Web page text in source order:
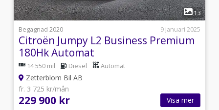
1
13
Begagnad 2020
9 januari 2025
Citroën Jumpy L2 Business Premium
180Hk Automat
14 550 mil Diesel Automat
Zetterblom Bil AB
fr. 3 725 kr/mån
229 900 kr Visa mer